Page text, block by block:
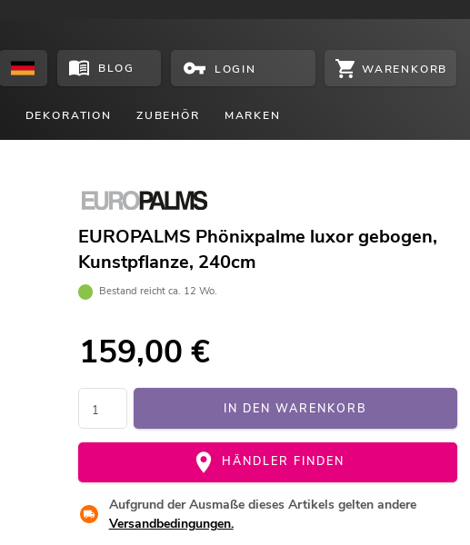
BLOG LOGIN WARENKORB
DEKORATION ZUBEHÖR MARKEN
EUROPALMS Phönixpalme luxor gebogen,
Kunstpflanze, 240cm
Bestand reicht ca. 12 Wo.
159,00 €
IN DEN WARENKORB
HÄNDLER FINDEN
Aufgrund der Ausmaße dieses Artikels gelten andere
Versandbedingungen.